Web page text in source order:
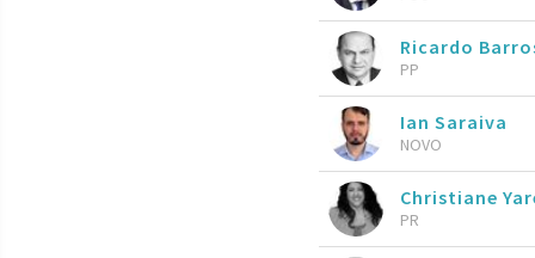
Ricardo
PP
Ian Saraiva
NOVO
Christiane
PR